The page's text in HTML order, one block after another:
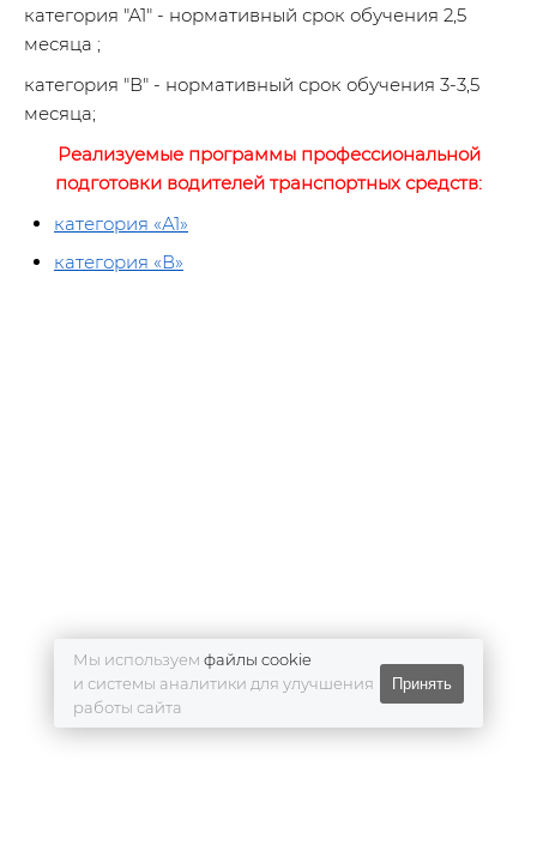
Мы используем файлы cookie
и системы аналитики для улучшения
работы сайта
Принять
категория "А1" - нормативный срок обучения 2,5
месяца ;
категория "В" - нормативный срок обучения 3-3,5
месяца;
Реализуемые программы профессиональной
подготовки водителей транспортных средств:
категория «А1»
категория «В»